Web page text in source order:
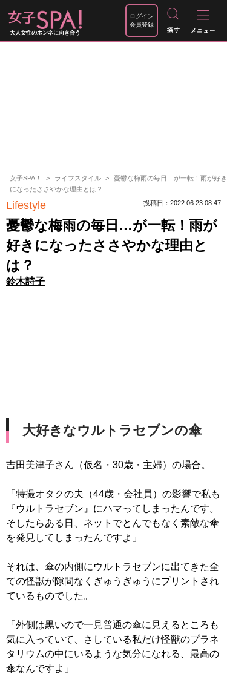
大人女性のホンネに向き合う
ログイン
会員登録
女子SPA！ ライフスタイル
憂鬱な梅雨の毎日…が一転！雨が好き
になったささやかな理由とは？
Lifestyle 投稿日：2022.06.23 08:47
憂鬱な梅雨の毎日…が一転！雨が
好きになったささやかな理由と
は？
鈴木詩子
大好きなウルトラセブンの傘
吉田美津子さん（仮名・30歳・主婦）の場合。
「特撮オタクの夫（44歳・会社員）の影響で私も
『ウルトラセブン』にハマってしまったんです。
そしたらある日、ネットでとんでもなく素敵な傘
を発見してしまったんですよ」
それは、傘の内側にウルトラセブンに出てきた全
ての怪獣が隙間なくぎゅうぎゅうにプリントされ
ているものでした。
「外側は黒いので一見普通の傘に見えるところも
気に入っていて、さしている私だけ怪獣のプラネ
タリウムの中にいるような気分になれる、最高の
傘なんですよ」